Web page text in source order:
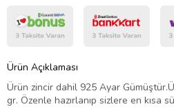
Ürün Açıklaması
Ürün zincir dahil 925 Ayar
gr. Özenle hazırlanıp sizlere en kısa